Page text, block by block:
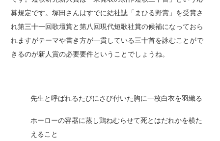
募規定です。塚田さんはすでに結社誌「まひる野賞」を受賞さ
れ第三十一回歌壇賞と第八回現代短歌社賞の候補になっておら
れますがテーマや書き方が一貫している三十首を詠むことがで
きるのが新人賞の必要要件ということでしょうね。
先生と呼ばれるたびにさび付いた胸に一枚白衣を羽織る
ホーローの容器に蒸し鶏ねむらせて死とはだれかを横た
えること